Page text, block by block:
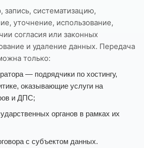
систематизацию,
уточнение, использование,
согласия или законных
и удаление данных. Передача
только:
— подрядчики по хостингу,
оказывающие услуги на
и ДПС;
органов в рамках их
с субъектом данных.